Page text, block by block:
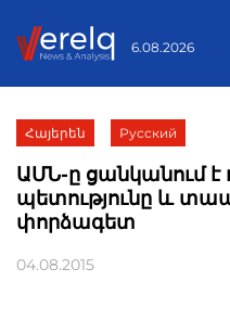
6.08.2026
Հայերեն Русский
ԱՄՆ-ը ցանկանում է
պետությունը և
փորձագետ
04.08.2015